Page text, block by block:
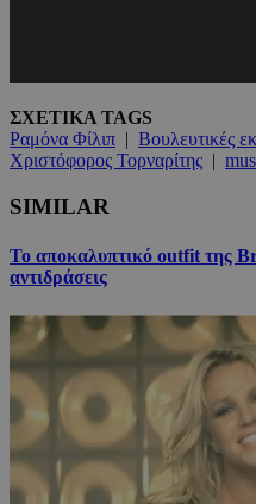
ΣΧΕΤΙΚΑ TAGS
Ραμόνα Φίλιπ | Βουλευτικές
Χριστόφορος Τορναρίτης |
SIMILAR
Το αποκαλυπτικό outfit της
αντιδράσεις